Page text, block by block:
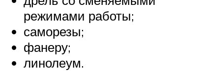
режимами работы;
саморезы;
фанеру;
линолеум.